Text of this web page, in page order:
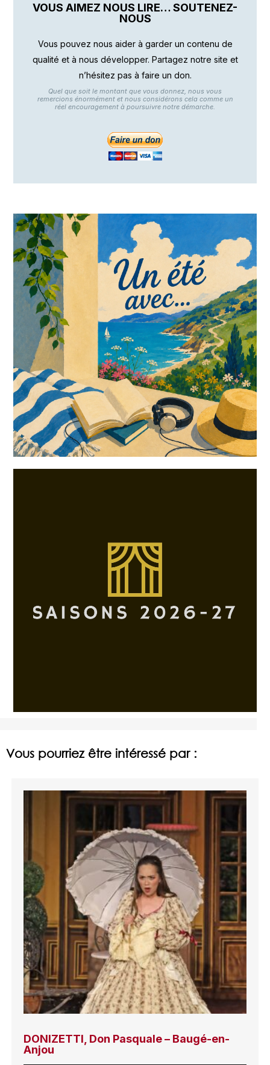
VOUS AIMEZ NOUS LIRE… SOUTENEZ-
NOUS
Vous pouvez nous aider à garder un contenu de
qualité et à nous développer. Partagez notre site et
n’hésitez pas à faire un don.
Quel que soit le montant que vous donnez, nous vous
remercions énormément et nous considérons cela comme un
réel encouragement à poursuivre notre démarche.
Vous pourriez être intéressé par :
DONIZETTI, Don Pasquale – Baugé-en-
Anjou